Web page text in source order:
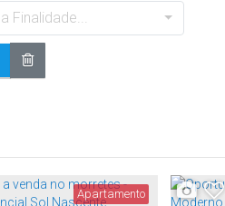
Finalidade...
Apartamento